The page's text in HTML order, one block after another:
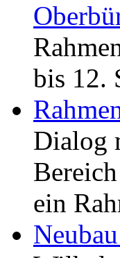
bis 12.
Dialog
ein